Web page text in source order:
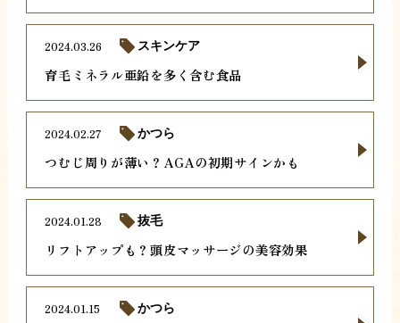
育毛ミネラル亜鉛を多く含む食品
2024.03.26 スキンケア
つむじ周りが薄い？AGAの初期サインかも
2024.02.27 かつら
リフトアップも？頭皮マッサージの美容効果
2024.01.28 抜毛
2024.01.15 かつら